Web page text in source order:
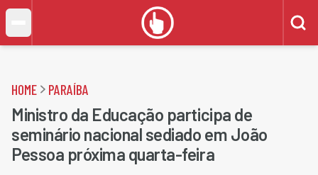
HOME PARAÍBA
Ministro da Educação participa de
seminário nacional sediado em João
Pessoa próxima quarta-feira